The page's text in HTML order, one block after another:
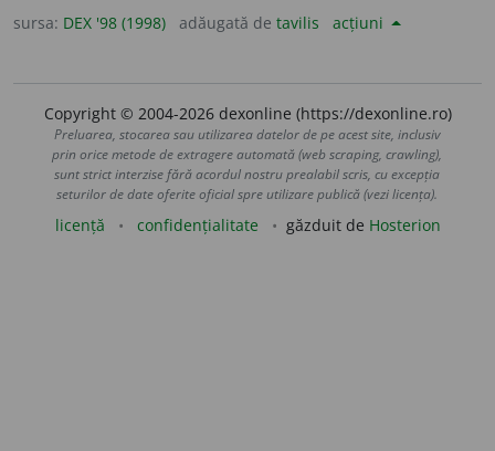
sursa: DEX '98 (1998) adăugată de tavilis acțiuni
Copyright © 2004-2026 dexonline (https://dexonline.ro)
Preluarea, stocarea sau utilizarea datelor de pe acest site, inclusiv
prin orice metode de extragere automată (web scraping, crawling),
sunt strict interzise fără acordul nostru prealabil scris, cu excepția
seturilor de date oferite oficial spre utilizare publică (vezi licența).
licență confidențialitate găzduit de Hosterion